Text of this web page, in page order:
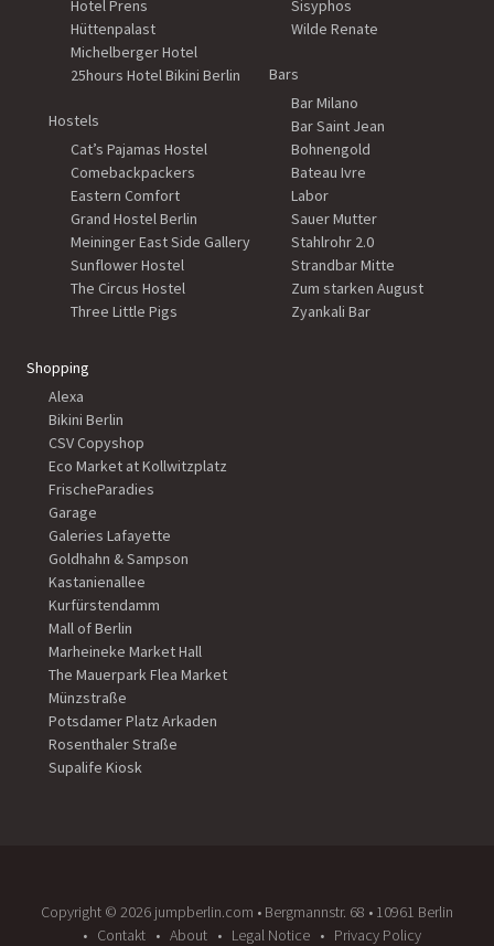
Hotel Prens
Hüttenpalast
Michelberger Hotel
25hours Hotel Bikini Berlin
Hostels
Cat’s Pajamas Hostel
Comebackpackers
Eastern Comfort
Grand Hostel Berlin
Meininger East Side Gallery
Sunflower Hostel
The Circus Hostel
Three Little Pigs
Sisyphos
Wilde Renate
Bars
Bar Milano
Bar Saint Jean
Bohnengold
Bateau Ivre
Labor
Sauer Mutter
Stahlrohr 2.0
Strandbar Mitte
Zum starken August
Zyankali Bar
Shopping
Alexa
Bikini Berlin
CSV Copyshop
Eco Market at Kollwitzplatz
FrischeParadies
Garage
Galeries Lafayette
Goldhahn & Sampson
Kastanienallee
Kurfürstendamm
Mall of Berlin
Marheineke Market Hall
The Mauerpark Flea Market
Münzstraße
Potsdamer Platz Arkaden
Rosenthaler Straße
Supalife Kiosk
Copyright ©️ 2026 jumpberlin.com • Bergmannstr. 68 • 10961 Berlin
Contakt
About Legal Notice Privacy Policy